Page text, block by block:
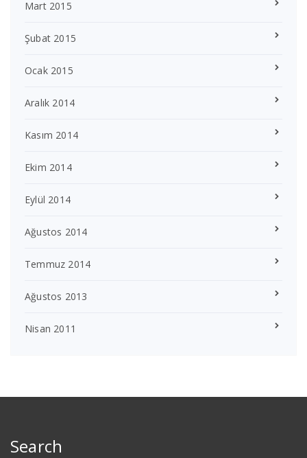
Mart 2015
Şubat 2015
Ocak 2015
Aralık 2014
Kasım 2014
Ekim 2014
Eylül 2014
Ağustos 2014
Temmuz 2014
Ağustos 2013
Nisan 2011
Search